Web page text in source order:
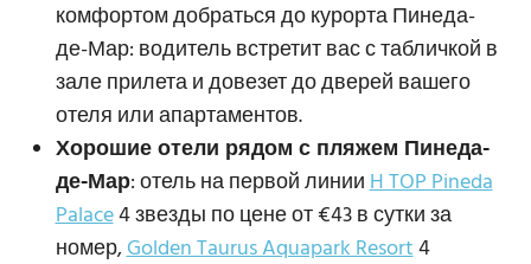
комфортом добраться до курорта Пинеда-
де-Мар: водитель встретит вас с табличкой в
зале прилета и довезет до дверей вашего
отеля или апартаментов.
Хорошие отели рядом с пляжем Пинеда-
де-Мар: отель на первой линииH TOP Pineda
Palace4 звезды по цене от €43 в сутки за
номер,Golden Taurus Aquapark Resort4